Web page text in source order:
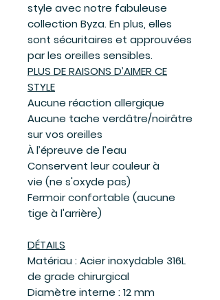
style avec notre fabuleuse
collection Byza. En plus, elles
sont sécuritaires et approuvées
par les oreilles sensibles.
PLUS DE RAISONS D’AIMER CE
STYLE
Aucune réaction allergique
Aucune tache verdâtre/noirâtre
sur vos oreilles
À l’épreuve de l’eau
Conservent leur couleur à
vie (ne s'oxyde pas)
Fermoir confortable (aucune
tige à l'arrière)
DÉTAILS
Matériau : Acier inoxydable 316L
de grade chirurgical
Diamètre interne : 12 mm